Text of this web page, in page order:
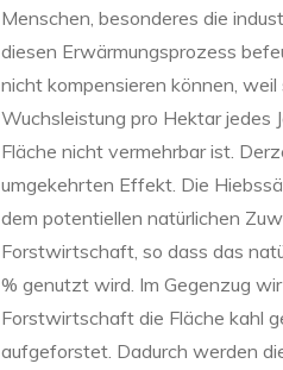
Menschen, besonderes die
diesen Erwärmungsprozess
nicht kompensieren können,
Wuchsleistung pro Hektar jedes
Fläche nicht vermehrbar ist.
umgekehrten Effekt. Die
dem potentiellen natürlichen
Forstwirtschaft, so dass das
% genutzt wird. Im Gegenzug
Forstwirtschaft die Fläche kahl
aufgeforstet. Dadurch werden